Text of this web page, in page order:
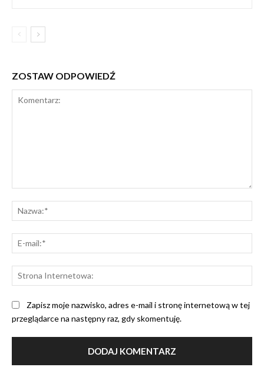
ZOSTAW ODPOWIEDŹ
Zapisz moje nazwisko, adres e-mail i stronę internetową w tej
przeglądarce na następny raz, gdy skomentuję.